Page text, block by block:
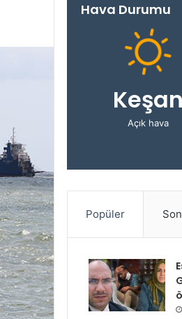
Hava Durumu
Keşan
Açık hava
Popüler